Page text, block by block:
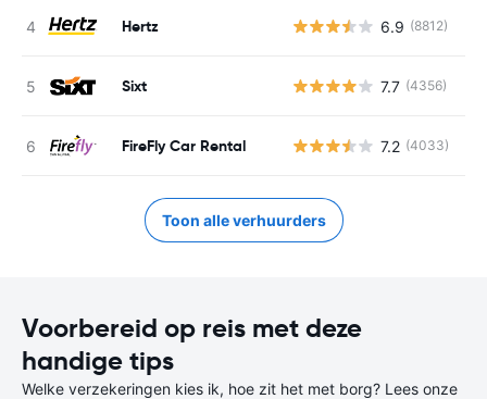
Hertz 6.9 (8812)
Sixt 7.7 (4356)
FireFly Car Rental 7.2 (4033)
Toon alle verhuurders
Voorbereid op reis met deze
handige tips
Welke verzekeringen kies ik, hoe zit het met borg? Lees onze